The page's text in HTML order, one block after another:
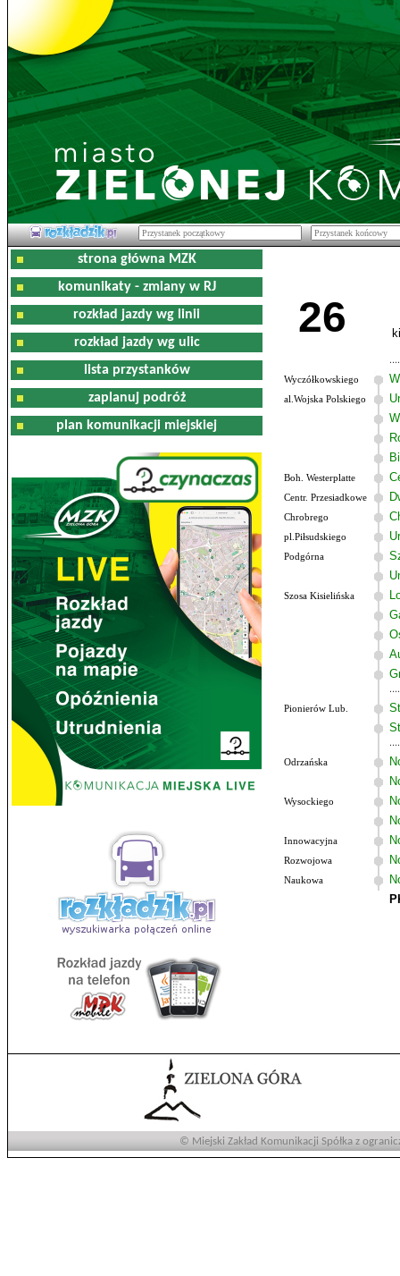
strona główna MZK
komunikaty - zmiany w RJ
rozkład jazdy wg linii
rozkład jazdy wg ulic
lista przystanków
zaplanuj podróż
plan komunikacji miejskiej
26
Wyczółkowskiego
al.Wojska Polskiego
Boh. Westerplatte
Centr. Przesiadkowe
Chrobrego
pl.Piłsudskiego
Podgórna
Szosa Kisielińska
Pionierów Lub.
Odrzańska
Wysockiego
Innowacyjna
Rozwojowa
Naukowa
© Miejski Zakład Komunikacji Spółka z